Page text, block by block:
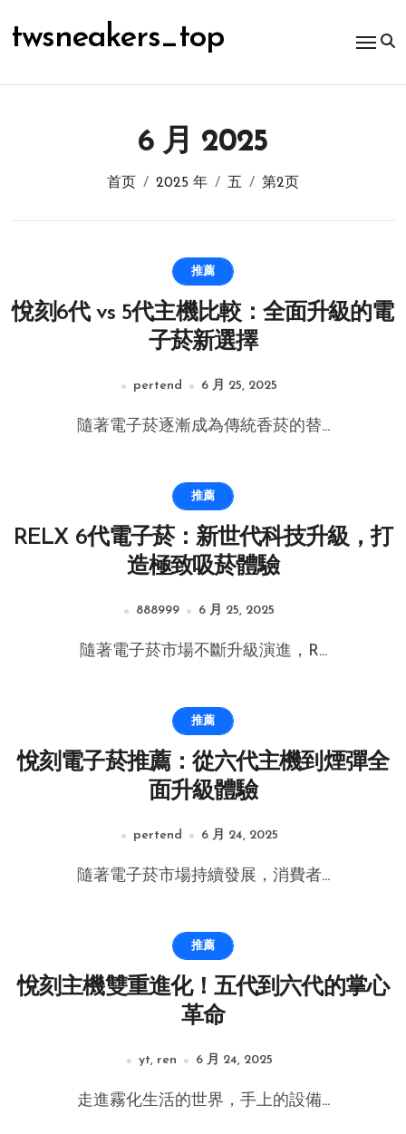
容
twsneakers_top
6 月 2025
首页 2025 年 五 第2页
推薦
悅刻6代 vs 5代主機比較：全面升級的電
子菸新選擇
pertend 6 月 25, 2025
隨著電子菸逐漸成為傳統香菸的替...
推薦
RELX 6代電子菸：新世代科技升級，打
造極致吸菸體驗
888999 6 月 25, 2025
隨著電子菸市場不斷升級演進，R...
推薦
悅刻電子菸推薦：從六代主機到煙彈全
面升級體驗
pertend 6 月 24, 2025
隨著電子菸市場持續發展，消費者...
推薦
悅刻主機雙重進化！五代到六代的掌心
革命
yt, ren 6 月 24, 2025
走進霧化生活的世界，手上的設備...